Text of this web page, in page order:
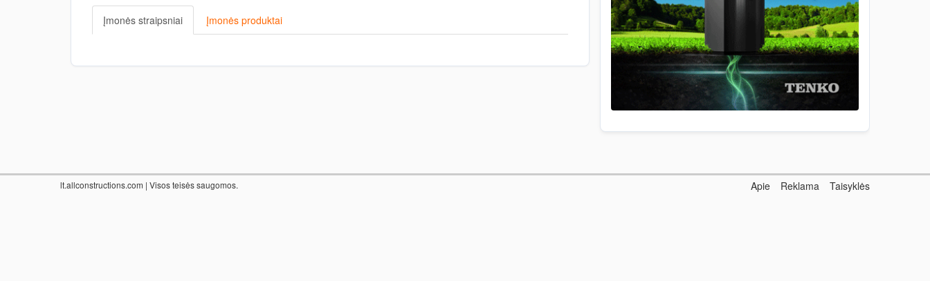
Įmonės straipsniai Įmonės produktai
lt.allconstructions.com | Visos teisės saugomos. Apie Reklama Taisyklės